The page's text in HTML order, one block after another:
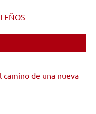
camino de una nueva